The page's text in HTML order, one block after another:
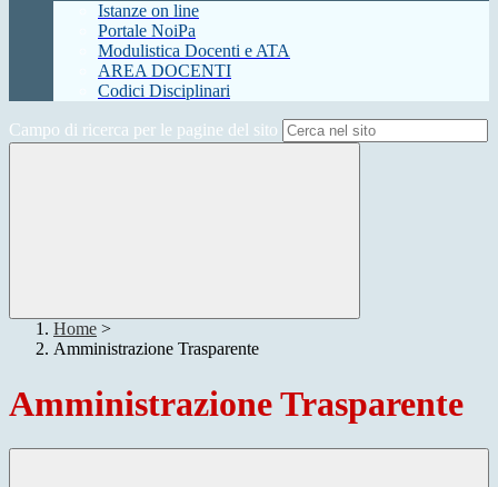
Istanze on line
Portale NoiPa
Modulistica Docenti e ATA
AREA DOCENTI
Codici Disciplinari
Campo di ricerca per le pagine del sito
Home >
Amministrazione Trasparente
Amministrazione Trasparente